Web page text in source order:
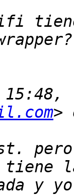
15:48,
y